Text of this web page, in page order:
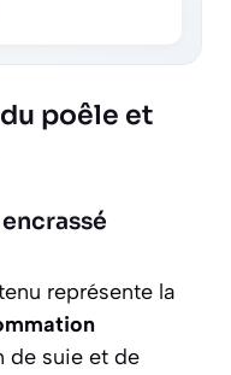
poêle et
représente la
de suie et de